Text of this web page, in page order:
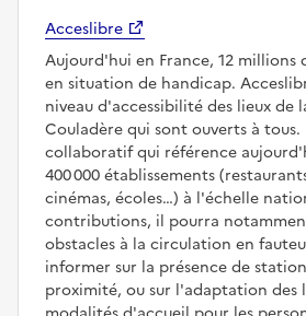
Acceslibre
Aujourd'hui en France, 12 millions
en situation de handicap.
niveau d'accessibilité des lieux de
Couladère qui sont ouverts à
collaboratif qui référence
400 000 établissements
cinémas, écoles…) à l'échelle
contributions, il pourra
obstacles à la circulation en
informer sur la présence de
proximité, ou sur l'adaptation des